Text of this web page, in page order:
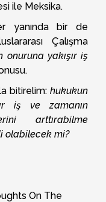
ile Meksika.
yanında bir de
Çalışma
onuruna yakışır iş
bitirelim: hukukun
iş ve zamanın
arttırabilme
olabilecek mi?
On The